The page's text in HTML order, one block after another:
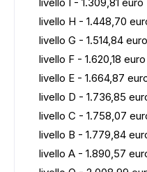
livello H - 1.448,70
livello G - 1.514,84 euro
livello F - 1.620,18 euro
livello E - 1.664,87
livello D - 1.736,85
livello C - 1.758,07
livello B - 1.779,84
livello A - 1.890,57